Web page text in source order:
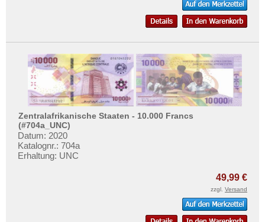
Zentralafrikanische Staaten - 10.000 Francs
(#704a_UNC)
Datum: 2020
Katalognr.: 704a
Erhaltung: UNC
49,99 €
zzgl. Versand